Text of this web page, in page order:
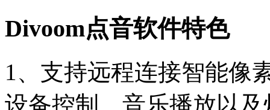
Divoom点音软件特色
1、支持远程连接智能像
设备控制、音乐播放以